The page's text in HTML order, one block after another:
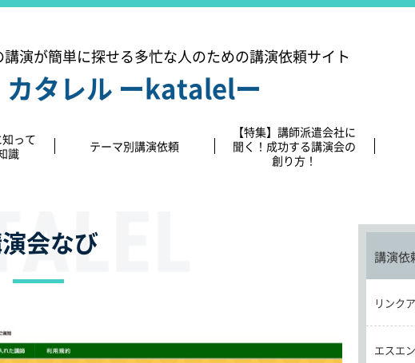
演が簡単に探せる多忙な人のための講演依頼サイト
カタレル ーkatalelー
って
識
テーマ別講演依頼
【特集】講師派遣会社に
聞く！成功する講演会の
創り方！
会なび 講演依
リンク
エスエ